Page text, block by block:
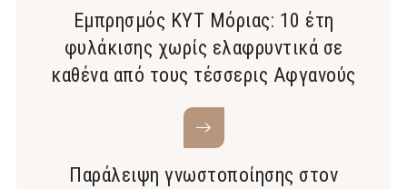
Εμπρησμός ΚΥΤ Μόριας: 10 έτη
φυλάκισης χωρίς ελαφρυντικά σε
καθένα από τους τέσσερις Αφγανούς
Παράλειψη γνωστοποίησης στον